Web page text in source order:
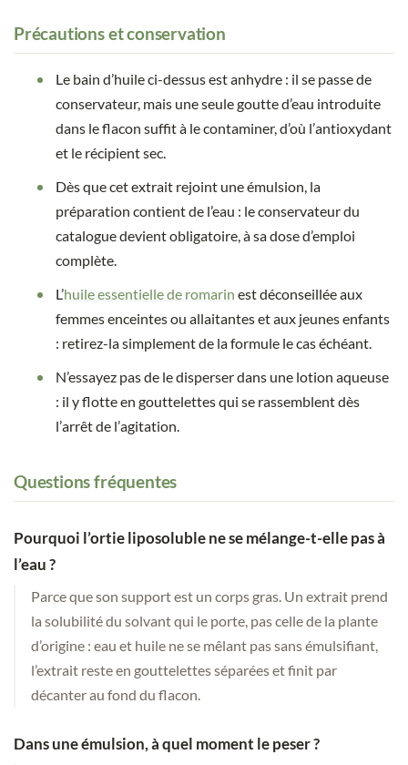
Précautions et conservation
Le bain d’huile ci-dessus est anhydre : il se passe de
conservateur, mais une seule goutte d’eau introduite
dans le flacon suffit à le contaminer, d’où l’antioxydant
et le récipient sec.
Dès que cet extrait rejoint une émulsion, la
préparation contient de l’eau : le conservateur du
catalogue devient obligatoire, à sa dose d’emploi
complète.
L’huile essentielle de romarin est déconseillée aux
femmes enceintes ou allaitantes et aux jeunes enfants
: retirez-la simplement de la formule le cas échéant.
N’essayez pas de le disperser dans une lotion aqueuse
: il y flotte en gouttelettes qui se rassemblent dès
l’arrêt de l’agitation.
Questions fréquentes
Pourquoi l’ortie liposoluble ne se mélange-t-elle pas à
l’eau ?
Parce que son support est un corps gras. Un extrait prend
la solubilité du solvant qui le porte, pas celle de la plante
d’origine : eau et huile ne se mêlant pas sans émulsifiant,
l’extrait reste en gouttelettes séparées et finit par
décanter au fond du flacon.
Dans une émulsion, à quel moment le peser ?